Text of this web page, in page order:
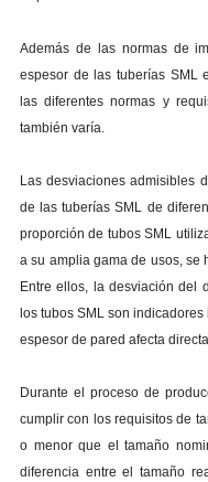
Además de las normas de
espesor de las tuberías SML
las diferentes normas y
también varía.
Las desviaciones admisibles
de las tuberías SML de
proporción de tubos SML
a su amplia gama de usos, se
Entre ellos, la desviación del
los tubos SML son
espesor de pared afecta
Durante el proceso de
cumplir con los requisitos de
o menor que el tamaño
diferencia entre el tamaño